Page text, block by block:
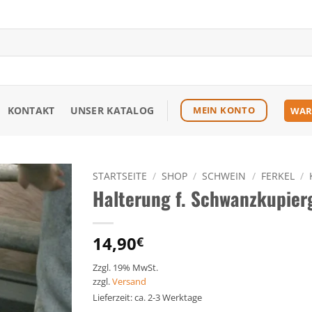
KONTAKT UNSER KATALOG MEIN KONTO
Favoriten
hinzufügen
STARTSEITE / SHOP / SCHWEIN / FERKEL /
Halterung f.
14,90€
Zzgl. 19% MwSt.
zzgl.Versand
Lieferzeit: ca. 2-3 Werktage